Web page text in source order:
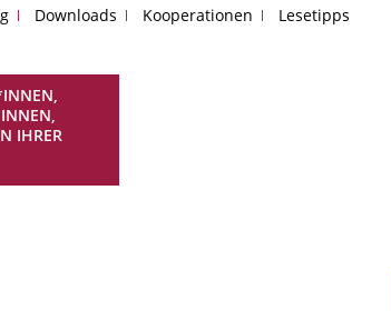
Downloads Kooperationen Lesetipps
IHRER